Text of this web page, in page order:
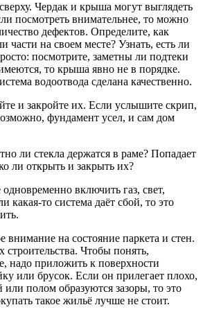
Чердак и крыша могут выглядеть
посмотреть внимательнее, то можно
дефектов. Определите, как
части на своем месте? Узнать, есть ли
посмотрите, заметны ли подтеки
то крыша явно не в порядке.
водоотвода сделана качественно.
и закройте их. Если услышите скрип,
фундамент усел, и сам дом
ли стекла держатся в раме? Попадает
ли открыть и закрыть их?
включить газ, свет,
какая-то система даёт сбой, то это
внимание на состояние паркета и стен.
строительства. Чтобы понять,
надо приложить к поверхности
или брусок. Если он прилегает плохо,
полом образуются зазоры, то это
такое жильё лучше не стоит.